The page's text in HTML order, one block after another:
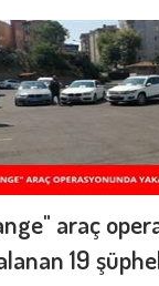
araç
19